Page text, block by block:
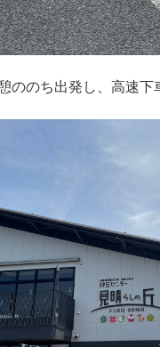
ののち出発し、高速